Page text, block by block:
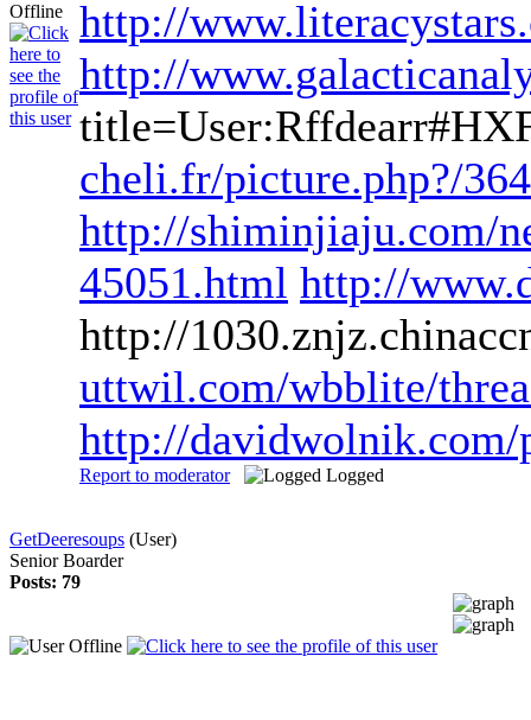
http://
http://
cheli.fr/picture.php?/
http://shiminjiaju.com/
45051.html http://
http://
uttwil.com/wbblite/
http://davidwolnik.com/
Report to moderator Logged
GetDeeresoups (User)
Senior Boarder
Posts: 79